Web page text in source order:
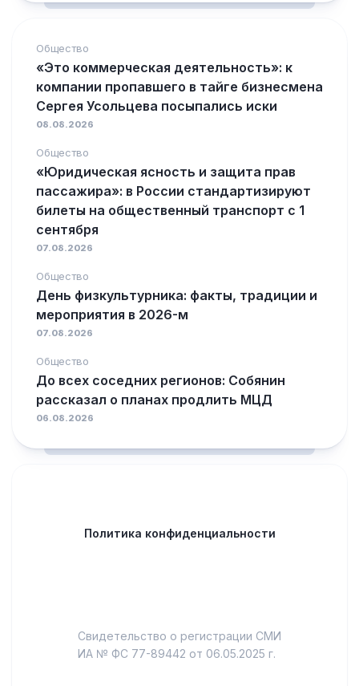
Общество
«Это коммерческая деятельность»: к
компании пропавшего в тайге бизнесмена
Сергея Усольцева посыпались иски
08.08.2026
Общество
«Юридическая ясность и защита прав
пассажира»: в России стандартизируют
билеты на общественный транспорт с 1
сентября
07.08.2026
Общество
День физкультурника: факты, традиции и
мероприятия в 2026-м
07.08.2026
Общество
До всех соседних регионов: Собянин
рассказал о планах продлить МЦД
06.08.2026
Политика конфиденциальности
Свидетельство о регистрации СМИ
ИА № ФС 77-89442 от 06.05.2025 г.